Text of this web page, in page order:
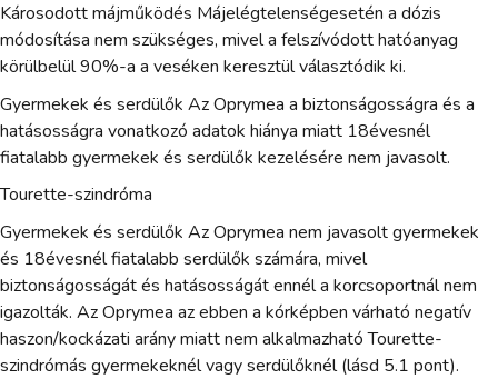
Károsodott májműködés Májelégtelenségesetén a dózis
módosítása nem szükséges, mivel a felszívódott hatóanyag
körülbelül 90%-a a veséken keresztül választódik ki.
Gyermekek és serdülők Az Oprymea a biztonságosságra és a
hatásosságra vonatkozó adatok hiánya miatt 18évesnél
fiatalabb gyermekek és serdülők kezelésére nem javasolt.
Tourette-szindróma
Gyermekek és serdülők Az Oprymea nem javasolt gyermekek
és 18évesnél fiatalabb serdülők számára, mivel
biztonságosságát és hatásosságát ennél a korcsoportnál nem
igazolták. Az Oprymea az ebben a kórképben várható negatív
haszon/kockázati arány miatt nem alkalmazható Tourette-
szindrómás gyermekeknél vagy serdülőknél (lásd 5.1 pont).